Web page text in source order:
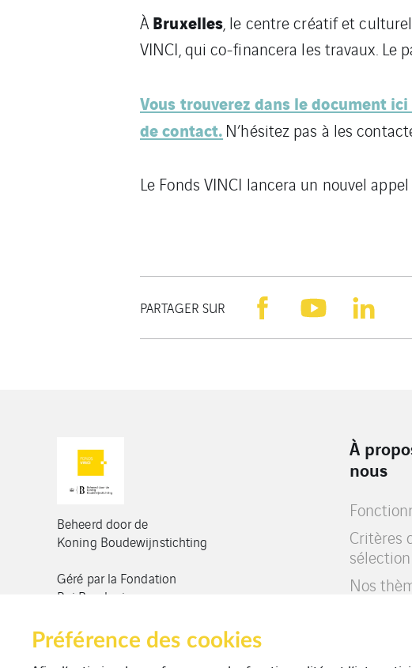
À Bruxelles, le centre créatif et
VINCI, qui co-financera les travaux. Le
Vous trouverez dans le document
de contact. N’hésitez pas à les
Le Fonds VINCI lancera un nouvel
PARTAGER SUR
Beheerd door de
Koning Boudewijnstichting
Géré par la Fondation
Roi Baudouin
À
nous
Critères
sélection
Nos
Préférence des cookies